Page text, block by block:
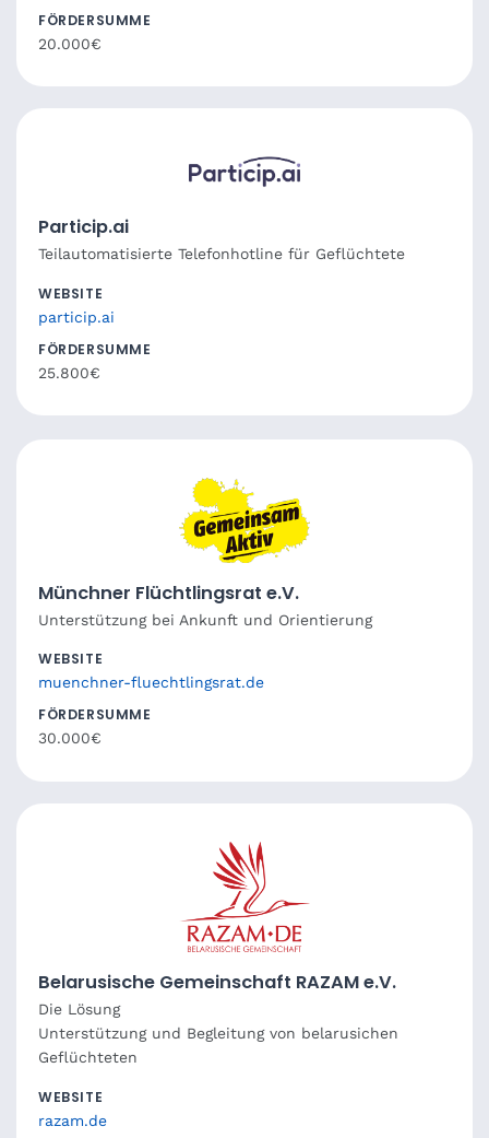
FÖRDERSUMME
20.000€
Particip.ai
Teilautomatisierte Telefonhotline für Geflüchtete
WEBSITE
particip.ai
FÖRDERSUMME
25.800€
Münchner Flüchtlingsrat e.V.
Unterstützung bei Ankunft und Orientierung
WEBSITE
muenchner-fluechtlingsrat.de
FÖRDERSUMME
30.000€
Belarusische Gemeinschaft RAZAM e.V.
Die Lösung
Unterstützung und Begleitung von belarusichen
Geflüchteten
WEBSITE
razam.de